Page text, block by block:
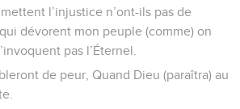
l’injustice n’ont-ils pas de
dévorent mon peuple (comme) on
pas l’Éternel.
de peur, Quand Dieu (paraîtra) au